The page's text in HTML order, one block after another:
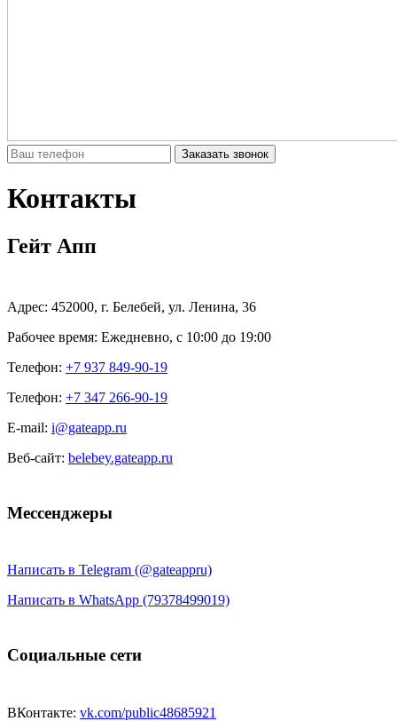
Заказать звонок
Контакты
Гейт Апп
Адрес: 452000, г. Белебей, ул. Ленина, 36
Рабочее время: Ежедневно, с 10:00 до 19:00
Телефон: +7 937 849-90-19
Телефон: +7 347 266-90-19
E-mail: i@gateapp.ru
Веб-сайт: belebey.gateapp.ru
Мессенджеры
Написать в Telegram (@gateappru)
Написать в WhatsApp (79378499019)
Социальные сети
ВКонтакте: vk.com/public48685921